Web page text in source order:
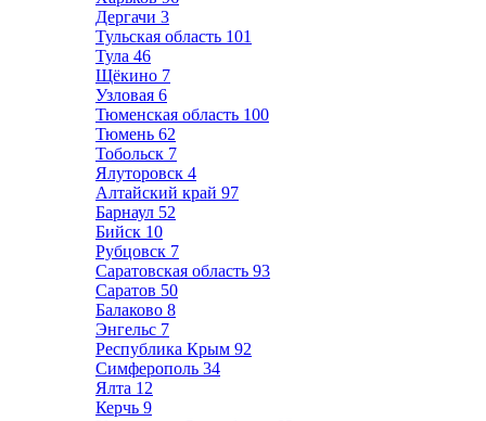
Дергачи 3
Тульская область 101
Тула 46
Щёкино 7
Узловая 6
Тюменская область 100
Тюмень 62
Тобольск 7
Ялуторовск 4
Алтайский край 97
Барнаул 52
Бийск 10
Рубцовск 7
Саратовская область 93
Саратов 50
Балаково 8
Энгельс 7
Республика Крым 92
Симферополь 34
Ялта 12
Керчь 9